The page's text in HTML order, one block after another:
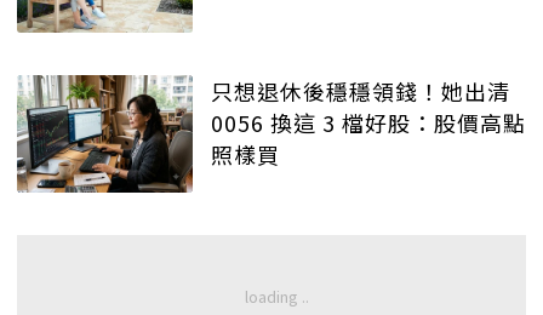
只想退休後穩穩領錢！她出清
0056 換這 3 檔好股：股價高點
照樣買